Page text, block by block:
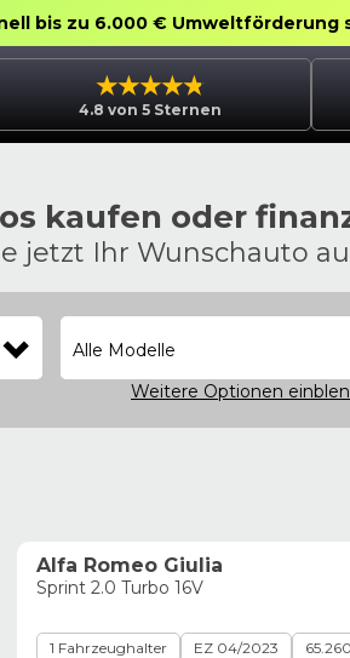
bis zu 6.000 € Umweltförderung
4.8 von 5 Sternen
kaufen oder
jetzt Ihr Wunschauto
Alle Modelle
Weitere Optionen
Alfa Romeo Giulia
Sprint 2.0 Turbo 16V
1 Fahrzeughalter EZ 04/2023